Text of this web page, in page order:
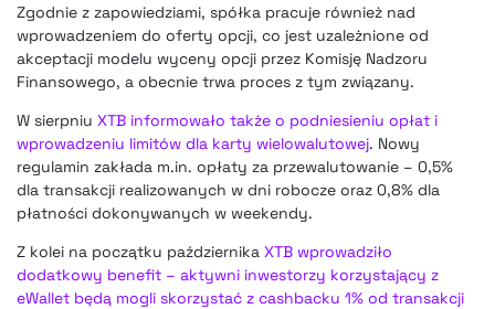
Zgodnie z zapowiedziami, spółka pracuje również nad
wprowadzeniem do oferty opcji, co jest uzależnione od
akceptacji modelu wyceny opcji przez Komisję Nadzoru
Finansowego, a obecnie trwa proces z tym związany.
W sierpniu XTB informowało także o podniesieniu opłat i
wprowadzeniu limitów dla karty wielowalutowej. Nowy
regulamin zakłada m.in. opłaty za przewalutowanie – 0,5%
dla transakcji realizowanych w dni robocze oraz 0,8% dla
płatności dokonywanych w weekendy.
Z kolei na początku października XTB wprowadziło
dodatkowy benefit – aktywni inwestorzy korzystający z
eWallet będą mogli skorzystać z cashbacku 1% od transakcji